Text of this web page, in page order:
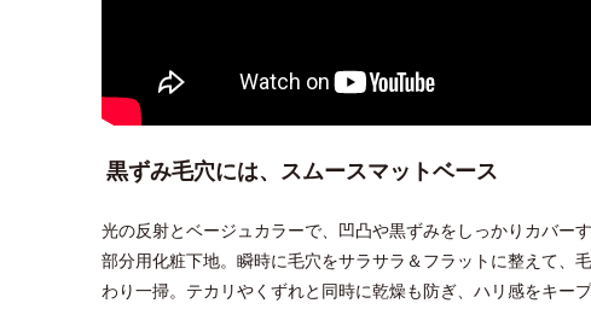
黒ずみ毛穴には、スムースマットベース
光の反射とベージュカラーで、凹凸や黒ずみをしっかりカバー
部分用化粧下地。瞬時に毛穴をサラサラ＆フラットに整えて、
わり一掃。テカリやくずれと同時に乾燥も防ぎ、ハリ感をキープ